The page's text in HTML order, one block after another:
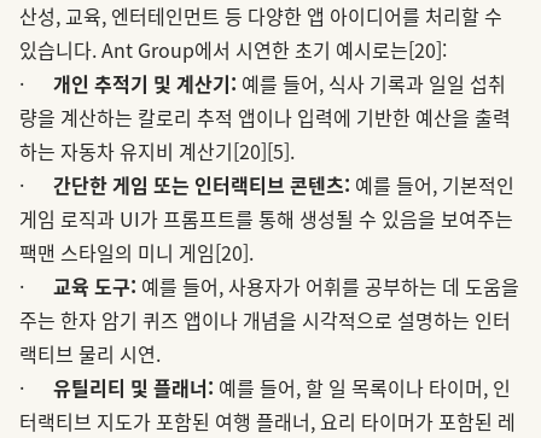
산성, 교육, 엔터테인먼트 등 다양한 앱 아이디어를 처리할 수
있습니다. Ant Group에서 시연한 초기 예시로는[20]:
· 개인 추적기 및 계산기: 예를 들어, 식사 기록과 일일 섭취
량을 계산하는 칼로리 추적 앱이나 입력에 기반한 예산을 출력
하는 자동차 유지비 계산기[20][5].
· 간단한 게임 또는 인터랙티브 콘텐츠: 예를 들어, 기본적인
게임 로직과 UI가 프롬프트를 통해 생성될 수 있음을 보여주는
팩맨 스타일의 미니 게임[20].
· 교육 도구: 예를 들어, 사용자가 어휘를 공부하는 데 도움을
주는 한자 암기 퀴즈 앱이나 개념을 시각적으로 설명하는 인터
랙티브 물리 시연.
· 유틸리티 및 플래너: 예를 들어, 할 일 목록이나 타이머, 인
터랙티브 지도가 포함된 여행 플래너, 요리 타이머가 포함된 레